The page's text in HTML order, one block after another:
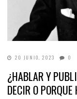
20 JUNIO, 2023 0
¿HABLAR Y
DECIR O